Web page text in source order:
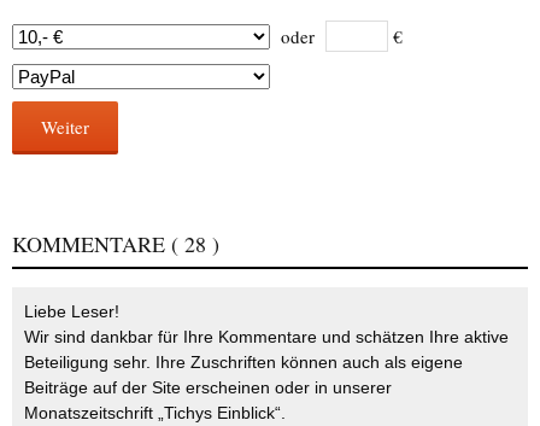
oder €
Weiter
KOMMENTARE ( 28 )
Liebe Leser!
Wir sind dankbar für Ihre Kommentare und schätzen Ihre aktive
Beteiligung sehr. Ihre Zuschriften können auch als eigene
Beiträge auf der Site erscheinen oder in unserer
Monatszeitschrift „Tichys Einblick“.